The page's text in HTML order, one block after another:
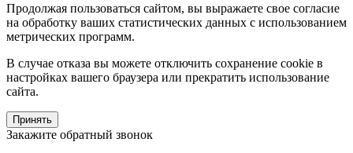
Продолжая пользоваться сайтом, вы выражаете свое согласие
на обработку ваших статистических данных с использованием
метрических программ.
В случае отказа вы можете отключить сохранение cookie в
настройках вашего браузера или прекратить использование
сайта.
Принять
Закажите обратный звонок